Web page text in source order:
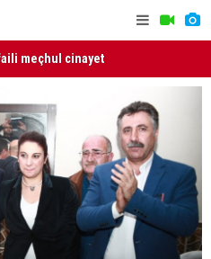
meçhul cinayet
kabul